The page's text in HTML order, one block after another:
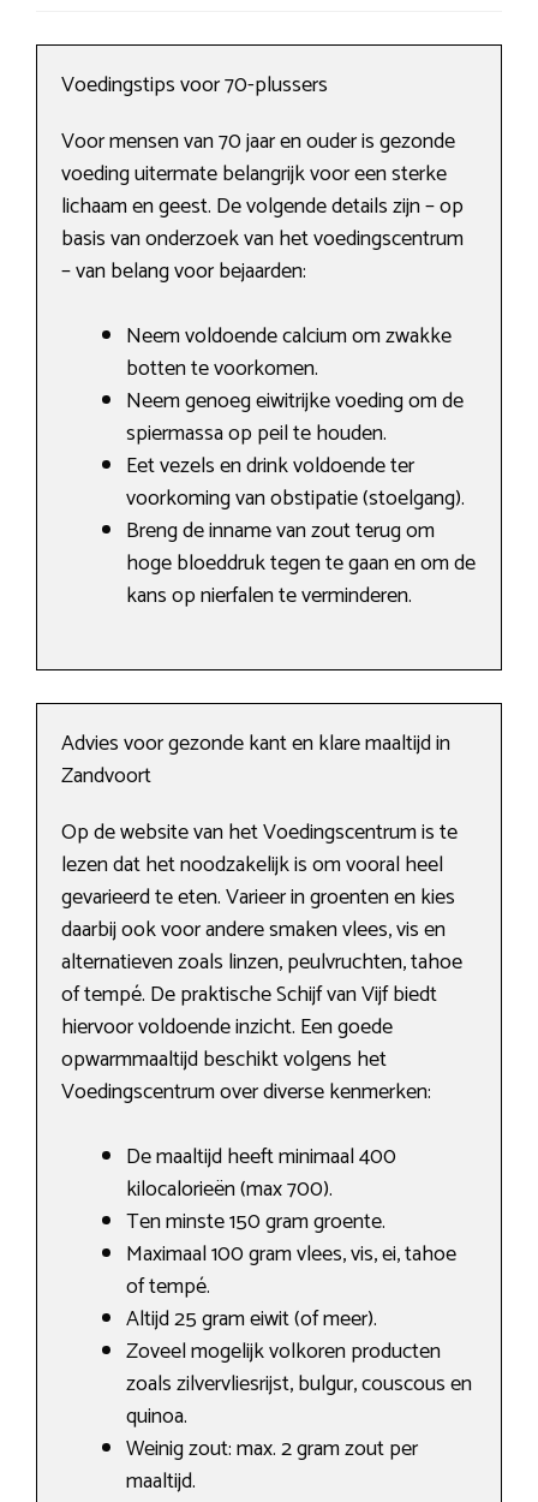
Voedingstips voor 70-plussers
Voor mensen van 70 jaar en ouder is gezonde
voeding uitermate belangrijk voor een sterke
lichaam en geest. De volgende details zijn – op
basis van onderzoek van het voedingscentrum
– van belang voor bejaarden:
Neem voldoende calcium om zwakke
botten te voorkomen.
Neem genoeg eiwitrijke voeding om de
spiermassa op peil te houden.
Eet vezels en drink voldoende ter
voorkoming van obstipatie (stoelgang).
Breng de inname van zout terug om
hoge bloeddruk tegen te gaan en om de
kans op nierfalen te verminderen.
Advies voor gezonde kant en klare maaltijd in
Zandvoort
Op de website van het Voedingscentrum is te
lezen dat het noodzakelijk is om vooral heel
gevarieerd te eten. Varieer in groenten en kies
daarbij ook voor andere smaken vlees, vis en
alternatieven zoals linzen, peulvruchten, tahoe
of tempé. De praktische Schijf van Vijf biedt
hiervoor voldoende inzicht. Een goede
opwarmmaaltijd beschikt volgens het
Voedingscentrum over diverse kenmerken:
De maaltijd heeft minimaal 400
kilocalorieën (max 700).
Ten minste 150 gram groente.
Maximaal 100 gram vlees, vis, ei, tahoe
of tempé.
Altijd 25 gram eiwit (of meer).
Zoveel mogelijk volkoren producten
zoals zilvervliesrijst, bulgur, couscous en
quinoa.
Weinig zout: max. 2 gram zout per
maaltijd.